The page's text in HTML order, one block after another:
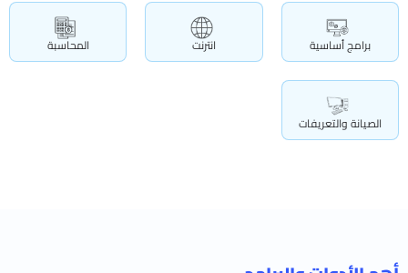
برامج أساسية انترنت المحاسبة
الصيانة والتعريفات